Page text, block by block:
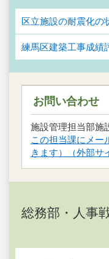
区立施設の耐震化の
練馬区建築工事成績
お問い合わせ
施設管理担当部施
この担当課にメー
きます）（外部サ
総務部・人事